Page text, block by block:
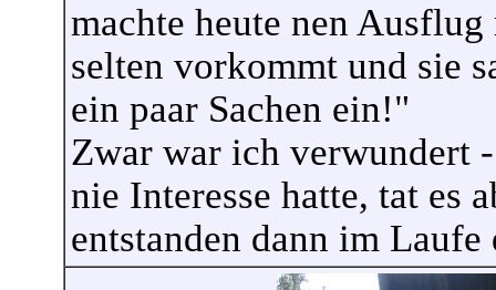
machte heute nen
selten vorkommt und sie
ein paar Sachen ein!"
Zwar war ich verwundert
nie Interesse hatte, tat es
entstanden dann im Laufe